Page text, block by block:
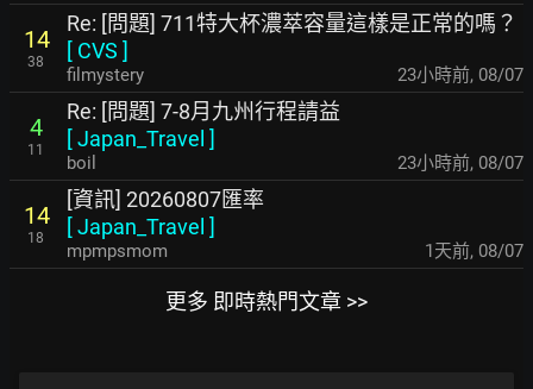
14
38
Re: [問題] 711特大杯濃萃容量這樣是正常的嗎？
[ CVS ]
filmystery 23小時前, 08/07
4
11
Re: [問題] 7-8月九州行程請益
[Japan_Travel ]
boil 23小時前, 08/07
14
18
[資訊] 20260807匯率
[Japan_Travel ]
mpmpsmom 1天前, 08/07
更多 即時熱門文章 >>